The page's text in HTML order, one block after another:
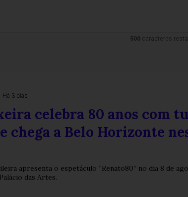
500 caracteres
Há 3 dias
celebra 80 anos com
chega a Belo Horizonte
apresenta o espetáculo “Renato80” no dia 8 de
das Artes.